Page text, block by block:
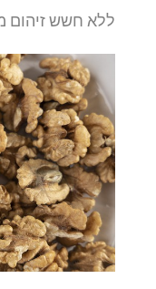
ללא חשש זיהום